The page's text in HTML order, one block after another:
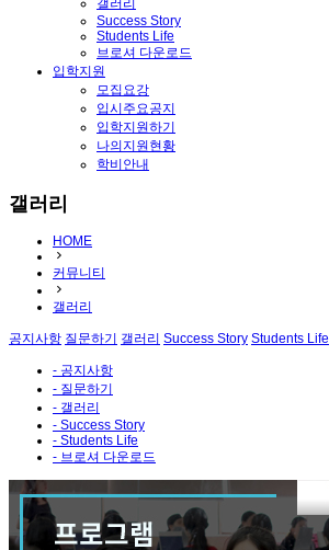
갤러리
Success Story
Students Life
브로셔 다운로드
입학지원
모집요강
입시주요공지
입학지원하기
나의지원현황
학비안내
갤러리
HOME
커뮤니티
갤러리
공지사항 질문하기 갤러리 Success Story Students Life
- 공지사항
- 질문하기
- 갤러리
- Success Story
- Students Life
- 브로셔 다운로드